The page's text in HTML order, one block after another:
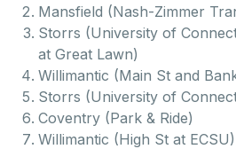
Mansfield (Nash-Zimmer
Storrs (University of
at Great Lawn)
Willimantic (Main St and
Storrs (University of
Coventry (Park & Ride)
Willimantic (High St at ECSU)